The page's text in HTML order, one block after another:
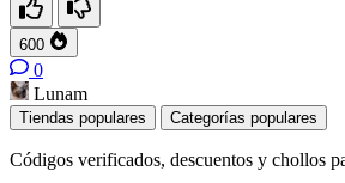
600
0
Lunam
Tiendas populares Categorías populares
Códigos verificados, descuentos y chollos